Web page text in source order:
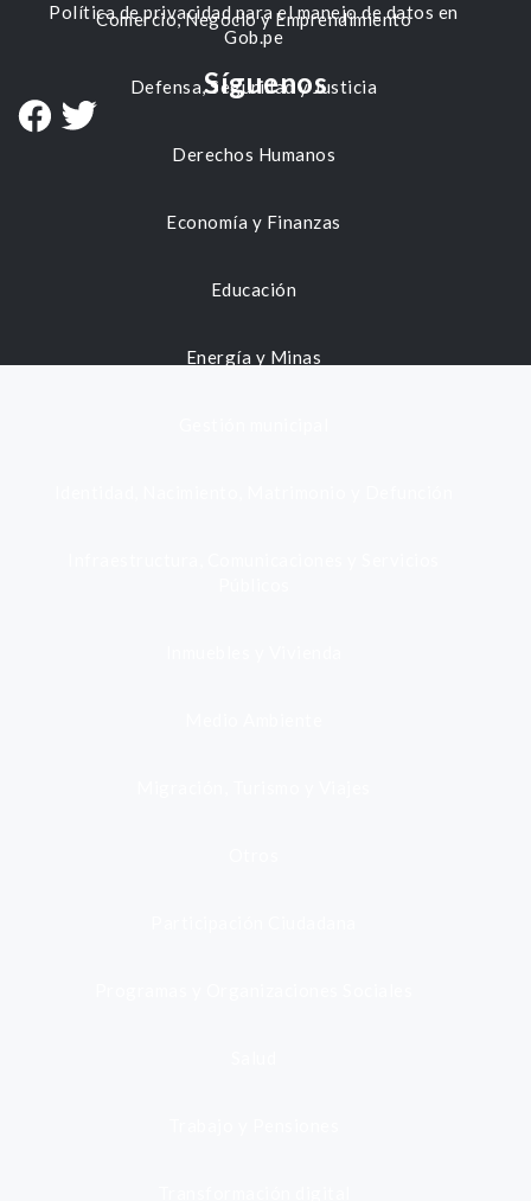
Comercio, Negocio y Emprendimiento
Defensa, Seguridad y Justicia
Derechos Humanos
Economía y Finanzas
Educación
Energía y Minas
Política de privacidad para el manejo de datos en
Gob.pe
Síguenos